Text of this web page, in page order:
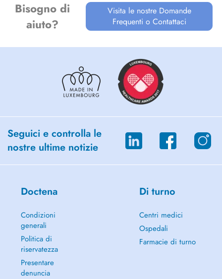
Bisogno di
aiuto?
Visita le nostre Domande
Frequenti o Contattaci
Seguici e controlla le
nostre ultime notizie
Doctena
Condizioni
generali
Politica di
riservatezza
Presentare
denuncia
Di turno
Centri medici
Ospedali
Farmacie di turno